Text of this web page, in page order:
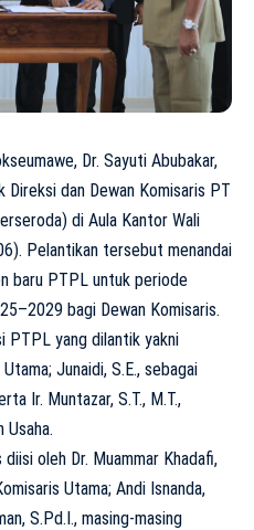
Dr. Sayuti Abubakar,
Direksi dan Dewan Komisaris PT
di Aula Kantor Wali
Pelantikan tersebut menandai
baru PTPL untuk periode
bagi Dewan Komisaris.
PTPL yang dilantik yakni
Junaidi, S.E., sebagai
Ir. Muntazar, S.T., M.T.,
Usaha.
oleh Dr. Muammar Khadafi,
Utama; Andi Isnanda,
S.Pd.I., masing-masing